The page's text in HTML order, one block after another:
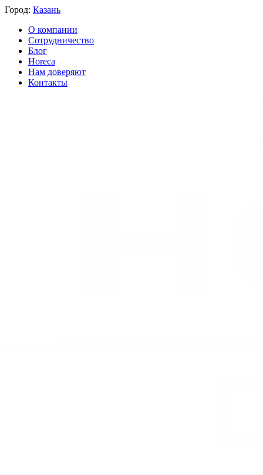
Город: Казань
О компании
Сотрудничество
Блог
Horeca
Нам доверяют
Контакты